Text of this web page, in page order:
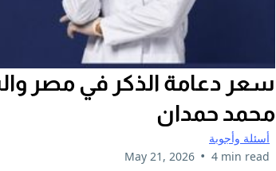
محمد حمدان
أسئلة وأجوبة
May 21, 2026 • 4 min read